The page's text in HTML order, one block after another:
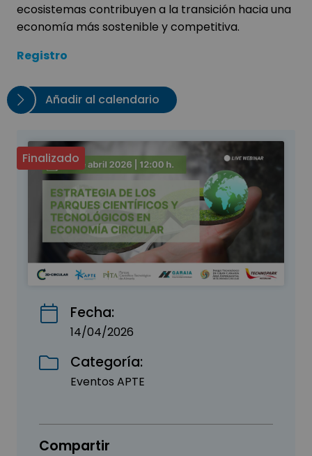
Finalizado
Fecha:
14/04/2026
Categoría:
Eventos APTE
Compartir
ecosistemas contribuyen a la transición hacia una
economía más sostenible y competitiva.
Registro
Añadir al calendario